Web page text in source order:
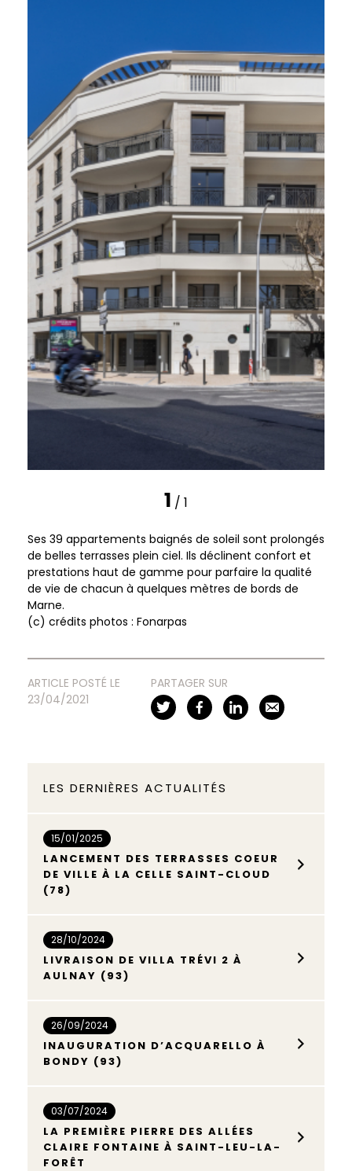
1 / 1
Ses 39 appartements baignés de soleil sont prolongés
de belles terrasses plein ciel. Ils déclinent confort et
prestations haut de gamme pour parfaire la qualité
de vie de chacun à quelques mètres de bords de
Marne.
(c) crédits photos : Fonarpas
ARTICLE POSTÉ LE
23/04/2021
PARTAGER SUR
LES DERNIÈRES ACTUALITÉS
15/01/2025
LANCEMENT DES TERRASSES COEUR
DE VILLE À LA CELLE SAINT-CLOUD
(78)
28/10/2024
LIVRAISON DE VILLA TRÉVI 2 À
AULNAY (93)
26/09/2024
INAUGURATION D’ACQUARELLO À
BONDY (93)
03/07/2024
LA PREMIÈRE PIERRE DES ALLÉES
CLAIRE FONTAINE À SAINT-LEU-LA-
FORÊT